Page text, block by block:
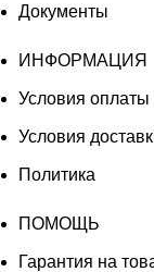
Документы
ИНФОРМАЦИЯ
Условия оплаты
Условия
Политика
ПОМОЩЬ
Гарантия на